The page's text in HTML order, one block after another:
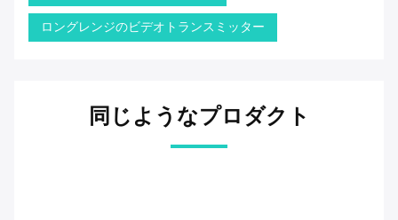
ロングレンジのビデオトランスミッター
同じようなプロダクト